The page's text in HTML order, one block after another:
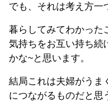
でも、それは考え方一
暮らしてみてわかった
気持ちをお互い持ち続
かな~と思います。
結局これは夫婦がうま
につながるものだと思